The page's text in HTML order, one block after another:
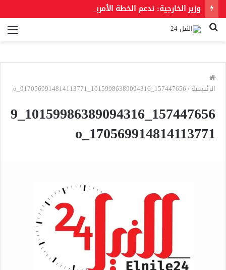
بحث
الرئيسية/
157447656_10159986389094316_9170569914814113771_o
157447656_10159986389094316_9
170569914814113771_o